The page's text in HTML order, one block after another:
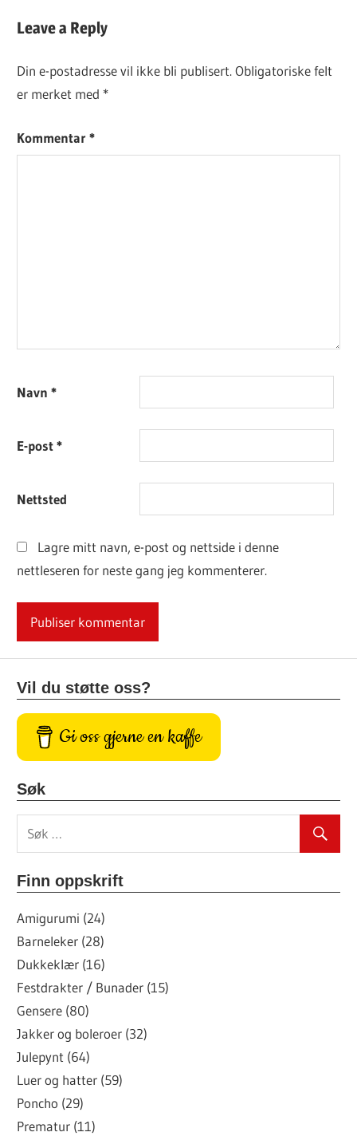
KJØPEOPPSKRIFT
Leave a Reply
Din e-postadresse vil ikke bli publisert. Obligatoriske felt
er merket med *
Kommentar*
Navn*
E-post*
Nettsted
Lagre mitt navn, e-post og nettside i denne
nettleseren for neste gang jeg kommenterer.
Vil du støtte oss?
Gi oss gjerne en kaffe
Søk
Finn oppskrift
Amigurumi (24)
Barneleker (28)
Dukkeklær (16)
Festdrakter / Bunader (15)
Gensere (80)
Jakker og boleroer (32)
Julepynt (64)
Luer og hatter (59)
Poncho (29)
Prematur (11)